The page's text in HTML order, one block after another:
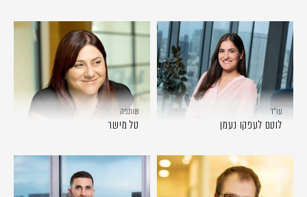
עו״ד
לוטם לעפקו נעמן
שותפה
טל מישר